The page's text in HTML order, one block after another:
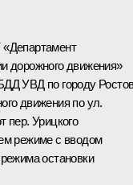
дорожного движения»
УВД по городу
движения по ул.
пер. Урицкого
режиме с вводом
остановки